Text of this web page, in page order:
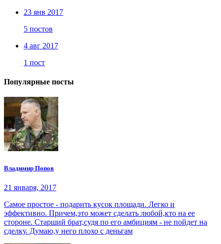
23 янв 2017
5 постов
4 авг 2017
1 пост
Популярные посты
Владимир Попов
21 января, 2017
Самое простое - подарить кусок площади. Легко и
эффективно. Причем,это может сделать любой,кто на ее
стороне. Старший брат,судя по его амбициям - не пойдет на
сделку. Думаю,у него плохо с деньгам